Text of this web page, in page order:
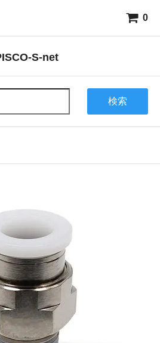
0
S-net
検索